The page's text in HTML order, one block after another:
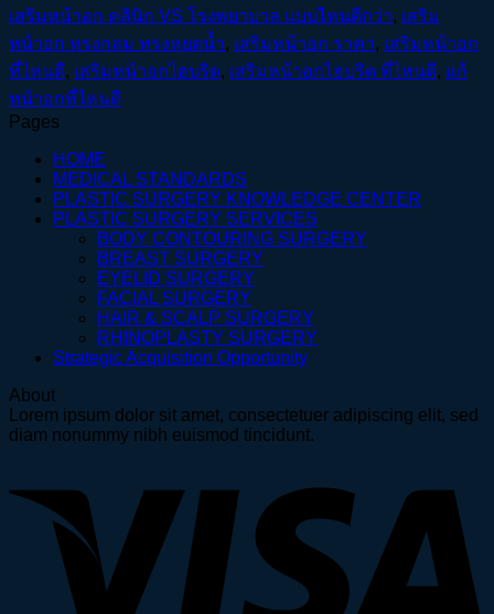
เสริมหน้าอก คลินิก VS โรงพยาบาล แบบไหนดีกว่า, เสริม
หน้าอก ทรงกลม ทรงหยดน้ำ, เสริมหน้าอก ราคา, เสริมหน้าอก
ที่ไหนดี, เสริมหน้าอกไฮบริด, เสริมหน้าอกไฮบริด ที่ไหนดี, แก้
หน้าอกที่ไหนดี
Pages
HOME
MEDICAL STANDARDS
PLASTIC SURGERY KNOWLEDGE CENTER
PLASTIC SURGERY SERVICES
BODY CONTOURING SURGERY
BREAST SURGERY
EYELID SURGERY
FACIAL SURGERY
HAIR & SCALP SURGERY
RHINOPLASTY SURGERY
Strategic Acquisition Opportunity
About
Lorem ipsum dolor sit amet, consectetuer adipiscing elit, sed
diam nonummy nibh euismod tincidunt.